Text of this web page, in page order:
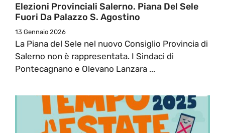
Elezioni Provinciali Salerno. Piana Del Sele
Fuori Da Palazzo S. Agostino
13 Gennaio 2026
La Piana del Sele nel nuovo Consiglio Provincia di
Salerno non è rappresentata. I Sindaci di
Pontecagnano e Olevano Lanzara ...